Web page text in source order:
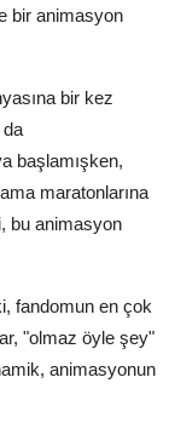
bir animasyon
bir kez
da
başlamışken,
maratonlarına
bu animasyon
fandomun en çok
"olmaz öyle şey"
animasyonun